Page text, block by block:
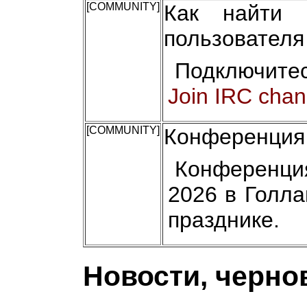
[COMMUNITY] Как найти
Join IRC
[COMMUNITY]
2026 в
празднике.
Новости,